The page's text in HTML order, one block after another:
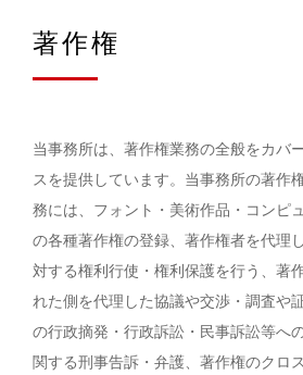
著作権
当事務所は、著作権業務の全般をカバ
スを提供しています。当事務所の著作
務には、フォント・美術作品・コンピ
の各種著作権の登録、著作権者を代理
対する権利行使・権利保護を行う、著
れた側を代理した協議や交渉・調査や
の行政摘発・行政訴訟・民事訴訟等へ
関する刑事告訴・弁護、著作権のクロ